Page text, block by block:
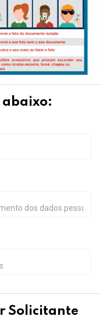
abaixo:
Solicitante